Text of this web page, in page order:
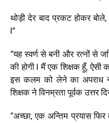
थोड़ी देर बाद प्रकट होकर
l”
“यह स्वर्ण से बनी और रत्नों से
की होगी l मैं एक शिक्षक हूँ,
इस कलम को लेने का अपराध
शिक्षक ने विनम्रता पूर्वक उत्तर
“अच्छा, एक अन्तिम प्रयास